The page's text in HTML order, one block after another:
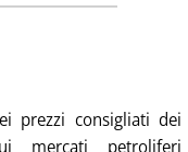
prezzi consigliati dei
mercati petroliferi